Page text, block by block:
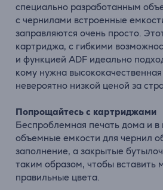
специально разработанным
с чернилами встроенные
заправляются очень просто.
картриджа, с гибкими
и функцией ADF идеально
кому нужна высококачественная
невероятно низкой ценой за
Попрощайтесь с картриджами
Беспроблемная печать дома и
объемные емкости для чернил
заполнение, а закрытые
таким образом, чтобы вставить
правильные цвета.